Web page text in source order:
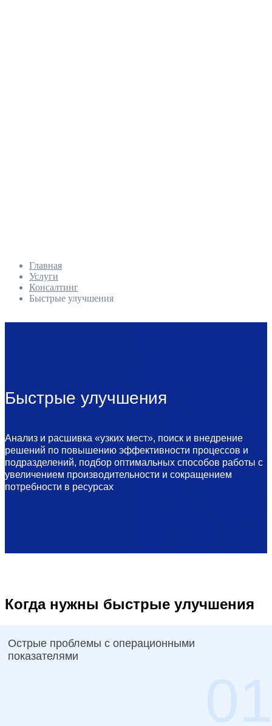
Главная
Услуги
Консалтинг
Быстрые улучшения
Быстрые улучшения
Анализ и расшивка «узких мест», поиск и внедрение
решений по повышению эффективности процессов и
подразделений, подбор оптимальных способов работы с
увеличением производительности и сокращением
потребности в ресурсах
Когда нужны быстрые улучшения
Острые проблемы с операционными
показателями